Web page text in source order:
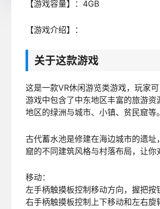
【游戏容量】：4GB
【游戏介绍】：
关于这款游戏
这是一款VR休闲游览类游戏，玩家
游戏中包含了中东地区丰富的旅游
地区的绿洲与城市、小镇、贫民窟等。
古代蓄水池是修建在海边城市的遗
窟的不同建筑风格与村落布局，让你
移动：
左手柄触摸板控制移动方向，握把按
右手柄触摸板控制上下移动和左右旋